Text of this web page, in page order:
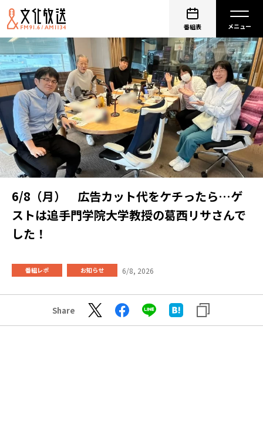
番組表
6/8（月） 広告カット代をケチったら…ゲ
ストは追手門学院大学教授の葛西リサさんで
した！
番組レポ お知らせ 6/8, 2026
Share